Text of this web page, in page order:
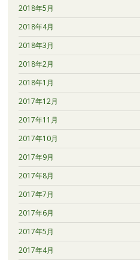
2018年5月
2018年4月
2018年3月
2018年2月
2018年1月
2017年12月
2017年11月
2017年10月
2017年9月
2017年8月
2017年7月
2017年6月
2017年5月
2017年4月